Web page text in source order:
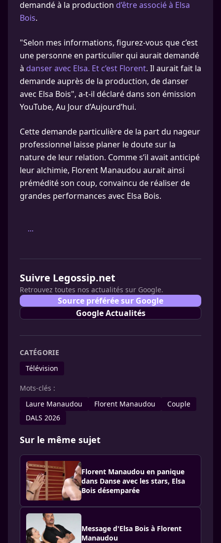
demandé à la production d’être associé à Elsa
Bois.
"Selon mes informations, figurez-vous que c’est
une personne en particulier qui aurait demandé
à danser avec Elsa. Et c’est Florent. Il aurait fait la
demande auprès de la production, de danser
avec Elsa Bois", a-t-il déclaré dans son émission
YouTube, Au Jour d’Aujourd’hui.
Cette demande particulière de la part du nageur
professionnel laisse planer le doute sur la
nature de leur relation. Comme s’il avait anticipé
leur alchimie, Florent Manaudou aurait ainsi
prémédité son coup, convaincu de réaliser de
grandes performances avec Elsa Bois.
...
Suivre Legossip.net
Retrouvez toutes nos actualités sur Google.
Source préférée sur Google
Google Actualités
CATÉGORIE
Télévision
Mots-clés :
Laure Manaudou
Florent Manaudou
Couple
DALS 2026
Sur le même sujet
Florent Manaudou en panique
dans Danse avec les stars, Elsa
Bois désemparée
Message d'Elsa Bois à Florent
Manaudou